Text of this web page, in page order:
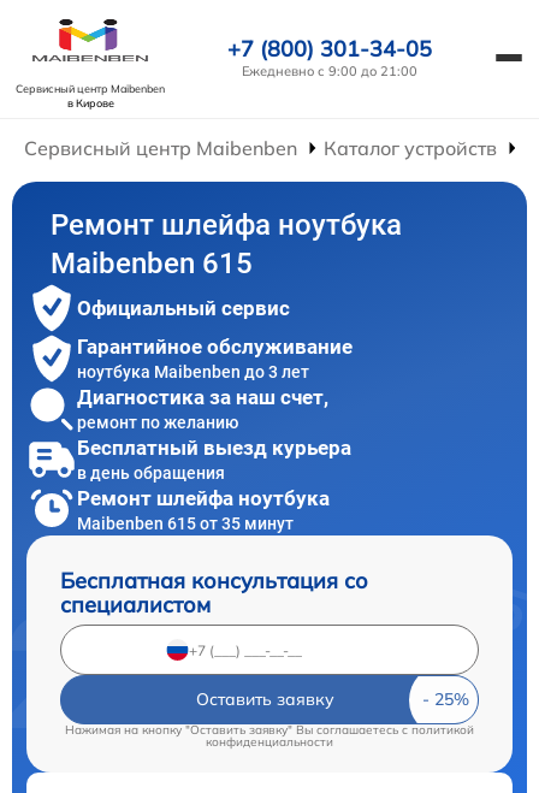
Сервисный центр Maibenben
в Кирове
+7 (800) 301-34-05
Ежедневно с 9:00 до 21:00
Сервисный центр Maibenben Каталог устройств
Ремонт шлейфа ноутбука
Maibenben 615
Официальный сервис
Гарантийное обслуживание
ноутбука Maibenben до 3 лет
Диагностика за наш счет,
ремонт по желанию
Бесплатный выезд курьера
в день обращения
Ремонт шлейфа ноутбука
Maibenben 615 от 35 минут
Бесплатная консультация со
специалистом
Оставить заявку
Нажимая на кнопку "Оставить заявку" Вы соглашаетесь cполитикой
конфиденциальности